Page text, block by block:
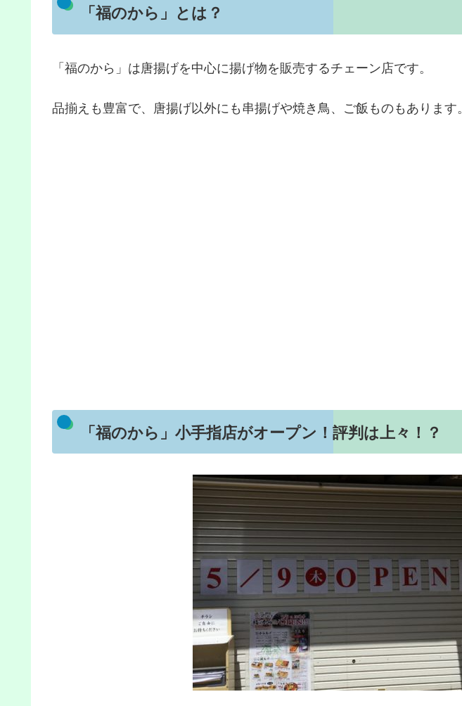
「福のから」とは？
「福のから」は唐揚げを中心に揚げ物を販売するチェーン店です。
品揃えも豊富で、唐揚げ以外にも串揚げや焼き鳥、ご飯ものもあります。
「福のから」小手指店がオープン！評判は上々！？